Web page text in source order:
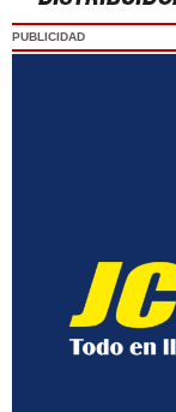
PUBLICIDAD